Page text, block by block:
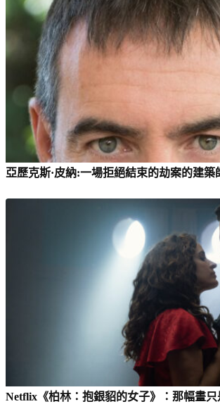
亞歷克斯·皮納:一場拒絕結束的劫案的建築
Netflix《柏林：抱銀貂的女子》：那幅畫只